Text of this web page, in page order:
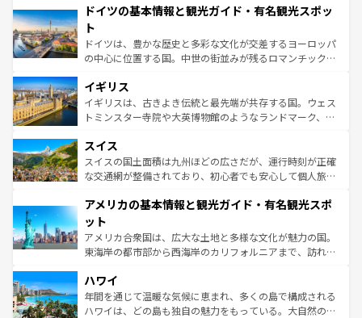
せる。地方によって風土や気候が異なるスペインはその個
ンテンツ一覧 を参照してほしい。
で、幅広い魅力が詰まっている。華麗な宮殿、歴史的な大
聖堂、美しいビーチ、そして豊かな自然が、訪れる者を心
から魅了する。また、フランスは美食の国としても知ら
れ、フランス料理はユネスコ無形文化遺産にも登録されて
香り高いラベンダー畑など、多彩な楽しみ方が可能だ。さ
らに、パリ以外の地域にも魅力が溢れており、どの街角に
も豊かな歴史と文化が息づいている。パリ以外の個性あふ
を参照してほしい。
ドイツの基本情報と観光ガイド・有名観光スポッ
ト
ドイツは、豊かな歴史と多彩な文化が交差するヨーロッパ
の中心に位置する国。中世の街並みが残るロマンチック街
顔を持つこの国は、どこを歩いても飽きることがない。ベ
ルリンの文化的活気、バイエルン州のアルプスの絶景、そ
してライン川沿いのワイン畑といった風景は必見。ビール
は、お酒好きな人にはぜひ体験してほしい。 なお、新着の
ドイツ情報はコンテンツ一覧を参照してほしい。
イギリス
イギリスは、古きよき伝統と最先端が共存する国。ウェス
トミンスター寺院や大英博物館のようなランドマーク、歴
リアごとに異なる魅力がある。また、優雅なアフタヌーン
ティー、ビール好きにはたまらない英国パブ、サッカー観
戦など、本場だからこそできる体験も豊富。イギリスを旅
ンツ一覧を参照してほしい。
スイス
スイスの国土面積は九州ほどの広さだが、運行時刻が正確
な交通網が整備されており、初心者でも安心して個人旅行
の建物がそのまま残る町や、スイスならではのユニークな
博物館もあり、アルプス観光だけでなく町歩きも満喫する
ことができる。国民の所得が高いため物価も高いが、旅行
者向けの交通パス提供のサービスもあり、うまく活用すれ
着のスイス情報は
アメリカの基本情報と観光ガイド・有名観光スポ
ット
アメリカ合衆国は、広大な土地と多様な文化が魅力の国。
東海岸の都市部から西海岸のカリフォルニアまで、訪れる
のような巨大都市は、観光、ショッピング、エンターテイ
ンメントが詰まった刺激的なスポットだ。一方、アメリカ
西部には大自然が広がり、グランドキャニオンやイエロー
ハワイ
年間を通じて温暖な気候に恵まれ、多くの島で構成される
ハワイは、どの島も独自の魅力をもっている。大自然の神